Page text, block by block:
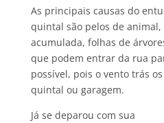
As principais causas do
quintal são pelos de
acumulada, folhas de
que podem entrar da rua
possível, pois o vento trás
quintal ou garagem.
Já se deparou com sua